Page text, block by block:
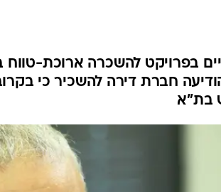
בפרויקט להשכרה ארוכת-טווח
הודיעה חברת דירה להשכיר כי
בת"א